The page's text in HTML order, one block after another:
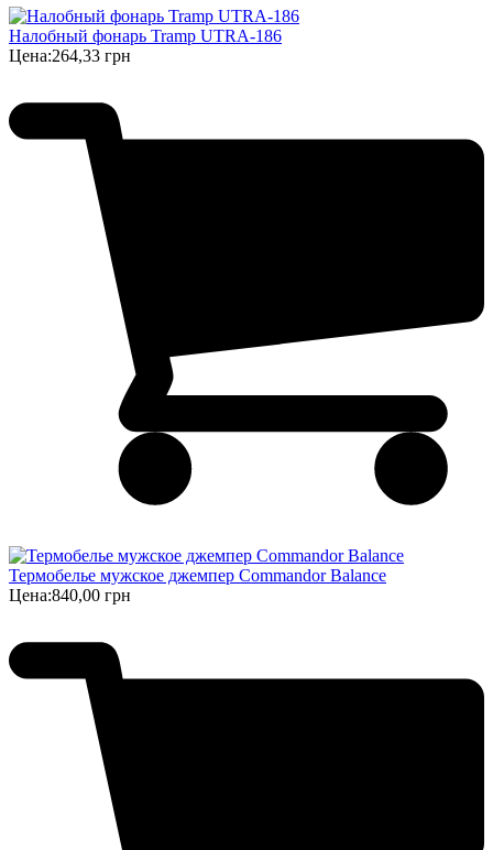
Налобный фонарь Tramp UTRA-186
Цена:264,33 грн
Термобелье мужское джемпер Commandor Balance
Цена:840,00 грн